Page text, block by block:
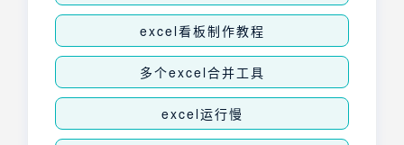
excel看板制作教程
多个excel合并工具
excel运行慢